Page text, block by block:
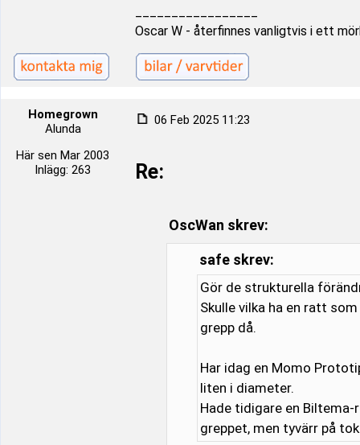
Oscar W - återfinnes vanligtvis i ett
Homegrown
Alunda
Här sen Mar 2003
Inlägg: 263
06 Feb 2025 11:23
Re:
OscWan skrev:
safe skrev:
Gör de strukturella
Skulle vilka ha en ratt
grepp då.
Har idag en Momo
liten i diameter.
Hade tidigare en
greppet, men tyvärr på